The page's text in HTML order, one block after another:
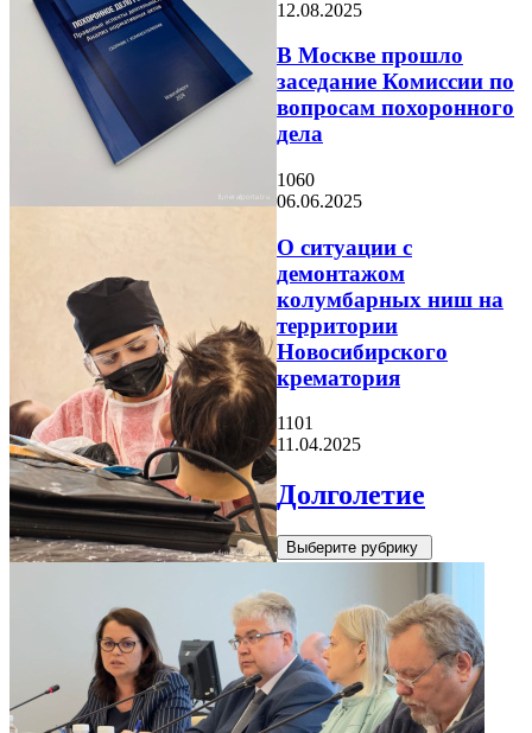
12.08.2025
В Москве прошло
заседание Комиссии по
вопросам похоронного
дела
1060
06.06.2025
О ситуации с
демонтажом
колумбарных ниш на
территории
Новосибирского
крематория
1101
11.04.2025
Долголетие
Выберите рубрику